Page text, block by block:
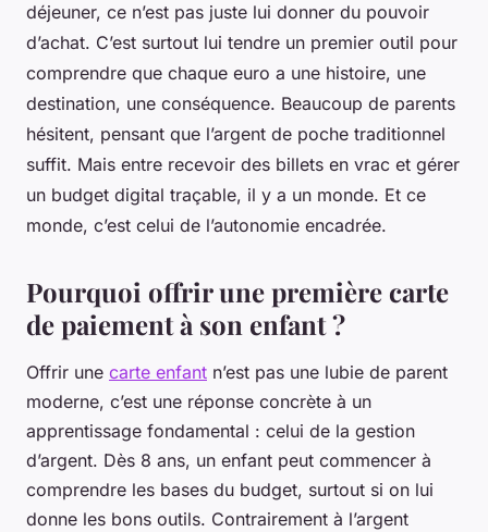
déjeuner, ce n’est pas juste lui donner du pouvoir
d’achat. C’est surtout lui tendre un premier outil pour
comprendre que chaque euro a une histoire, une
destination, une conséquence. Beaucoup de parents
hésitent, pensant que l’argent de poche traditionnel
suffit. Mais entre recevoir des billets en vrac et gérer
un budget digital traçable, il y a un monde. Et ce
monde, c’est celui de l’autonomie encadrée.
Pourquoi offrir une première carte
de paiement à son enfant ?
Offrir une carte enfant n’est pas une lubie de parent
moderne, c’est une réponse concrète à un
apprentissage fondamental : celui de la gestion
d’argent. Dès 8 ans, un enfant peut commencer à
comprendre les bases du budget, surtout si on lui
donne les bons outils. Contrairement à l’argent